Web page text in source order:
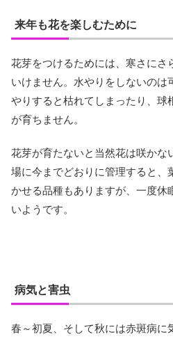
来年も花を楽しむために
花芽をつけるためには、寒さにさ
いけません。水やりをしないのは
やりすると枯れてしまったり、球
が育ちません。
花芽が育たないと当然花は咲かな
場に今までどおりに管理すると、
かせる品種もありますが、一度休
いようです。
病気と害虫
春～初夏、そして秋には赤斑病に